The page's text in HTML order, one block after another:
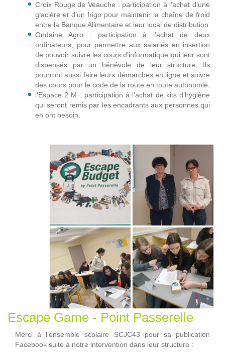
Croix Rouge de Veauche : participation à l’achat d’une
glacière et d’un frigo pour maintenir la chaîne de froid
entre la Banque Alimentaire et leur local de distribution
Ondaine Agro : participation à l’achat de deux
ordinateurs, pour permettre aux salariés en insertion
de pouvoir suivre les cours d’informatique qui leur sont
dispensés par un bénévole de leur structure. Ils
pourront aussi faire leurs démarches en ligne et suivre
des cours pour le code de la route en toute autonomie.
l’Espace 2 M : participation à l’achat de kits d’hygiène
qui seront remis par les encadrants aux personnes qui
en ont besoin.
Escape Game - Point Passerelle
Merci à l’ensemble scolaire SCJC43 pour sa publication
Facebook suite à notre intervention dans leur structure :